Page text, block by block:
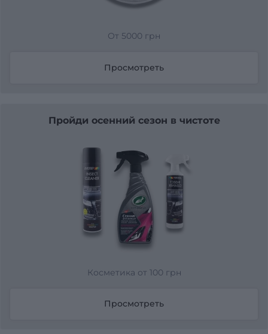
От 5000 грн
Просмотреть
Пройди осенний сезон в чистоте
Косметика от 100 грн
Просмотреть